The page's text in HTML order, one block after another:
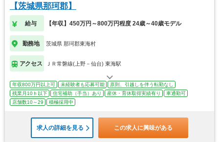
【茨城県那珂郡】
給与 【年収】450万円～800万円程度 24歳～40歳モデル
勤務地 茨城県 那珂郡東海村
アクセス ＪＲ常磐線(上野－仙台) 東海駅
年収800万円以上可 未経験者も応募可能
原則、引越しを伴う転勤なし
残業月10ｈ以下
住宅補助（手当）あり 産休・育休取得実績有り
車通勤可
店舗数10～29
積極採用中
求人の詳細を見る この求人に興味がある